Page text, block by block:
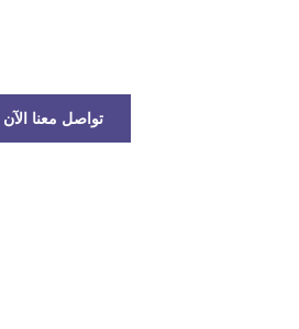
تواصل معنا الآن